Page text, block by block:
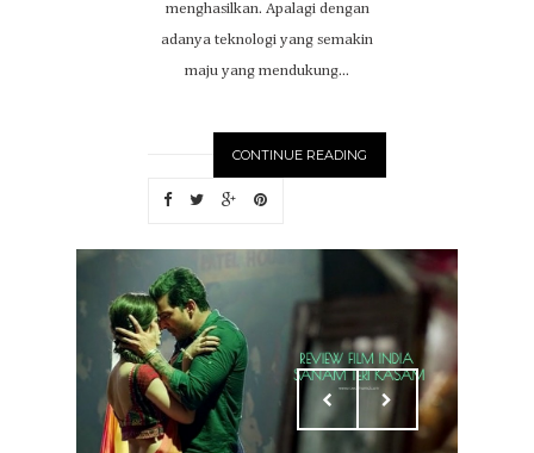
menghasilkan. Apalagi dengan
adanya teknologi yang semakin
maju yang mendukung...
CONTINUE READING